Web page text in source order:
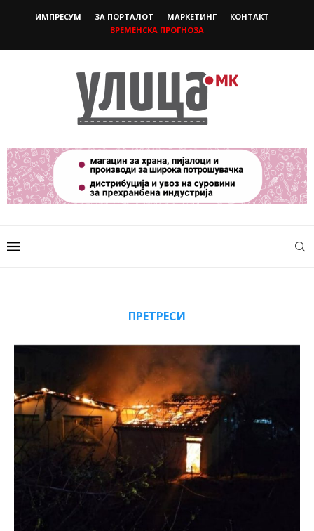
ИМПРЕСУМ ЗА ПОРТАЛОТ МАРКЕТИНГ
КОНТАКТ
ВРЕМЕНСКА ПРОГНОЗА
ПРЕТРЕСИ